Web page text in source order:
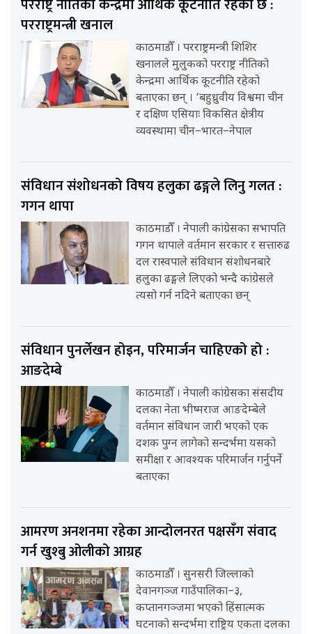
परराष्ट्र नीतिको केन्द्रमा आर्थिक कूटनीति रहेको छ :
परराष्ट्रमन्त्री खनाल
काठमाडौँ । परराष्ट्रमन्त्री शिशिर
खनालले मुलुकको परराष्ट्र नीतिको
केन्द्रमा आर्थिक कूटनीति रहेको
बताएका छन् । ‘बहुध्रुवीय विश्वमा चीन
र दक्षिण एसियाः विकसित क्षेत्रीय
व्यवस्थामा चीन–भारत–नेपाल
संविधान संशोधनको विषय हलुका ढङ्गले लिनु गलत :
गगन थापा
काठमाडौँ । नेपाली कांग्रेसका सभापति
गगन थापाले वर्तमान सरकार र सत्तारुढ
दल रास्वपाले संविधान संशोधनबारे
हलुका ढङ्गले लिएको भन्दै कांग्रेसले
त्यसो गर्न नदिने बताएका छन्
संविधान पुनर्लेखन होइन, परिमार्जन चाहिएको हो :
आङदेम्बे
काठमाडौँ । नेपाली कांग्रेसका संसदीय
दलका नेता भीष्मराज आङदेम्बेले
वर्तमान संविधान जारी भएको एक
दशक पुग्न लागेको सन्दर्भमा यसको
समीक्षा र आवश्यक परिमार्जन गर्नुपर्ने
बताएका
आमरण अनशनमा रहेका आन्दोलनरत पक्षसँग संवाद
गर्न खुश्बु ओलीको आग्रह
काठमाडौँ । सुनसरी जिल्लाको
देवानगञ्ज गाउँपालिका–३,
कप्तानगञ्जमा भएको हिंसात्मक
घटनाको सन्दर्भमा राष्ट्रिय एकता दलका